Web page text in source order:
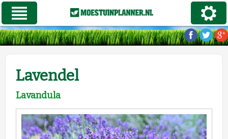
Lavendel
Lavandula